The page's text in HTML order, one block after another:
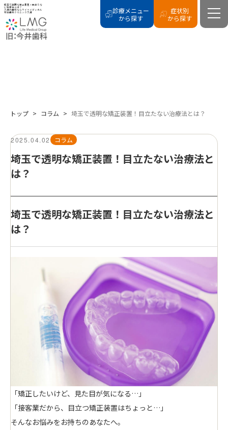
埼玉で透明な矯正装置！目立たな
い治療法とは？
八潮の歯科ならライフメディカル
総合歯科クリニック八潮
診療メニュー
から探す
症状別
から探す
トップ > コラム > 埼玉で透明な矯正装置！目立たない治療法とは？
2025.04.02 コラム
埼玉で透明な矯正装置！目立たない治療法と
は？
埼玉で透明な矯正装置！目立たない治療法と
は？
「矯正したいけど、見た目が気になる…」
「接客業だから、目立つ矯正装置はちょっと…」
そんなお悩みをお持ちのあなたへ。